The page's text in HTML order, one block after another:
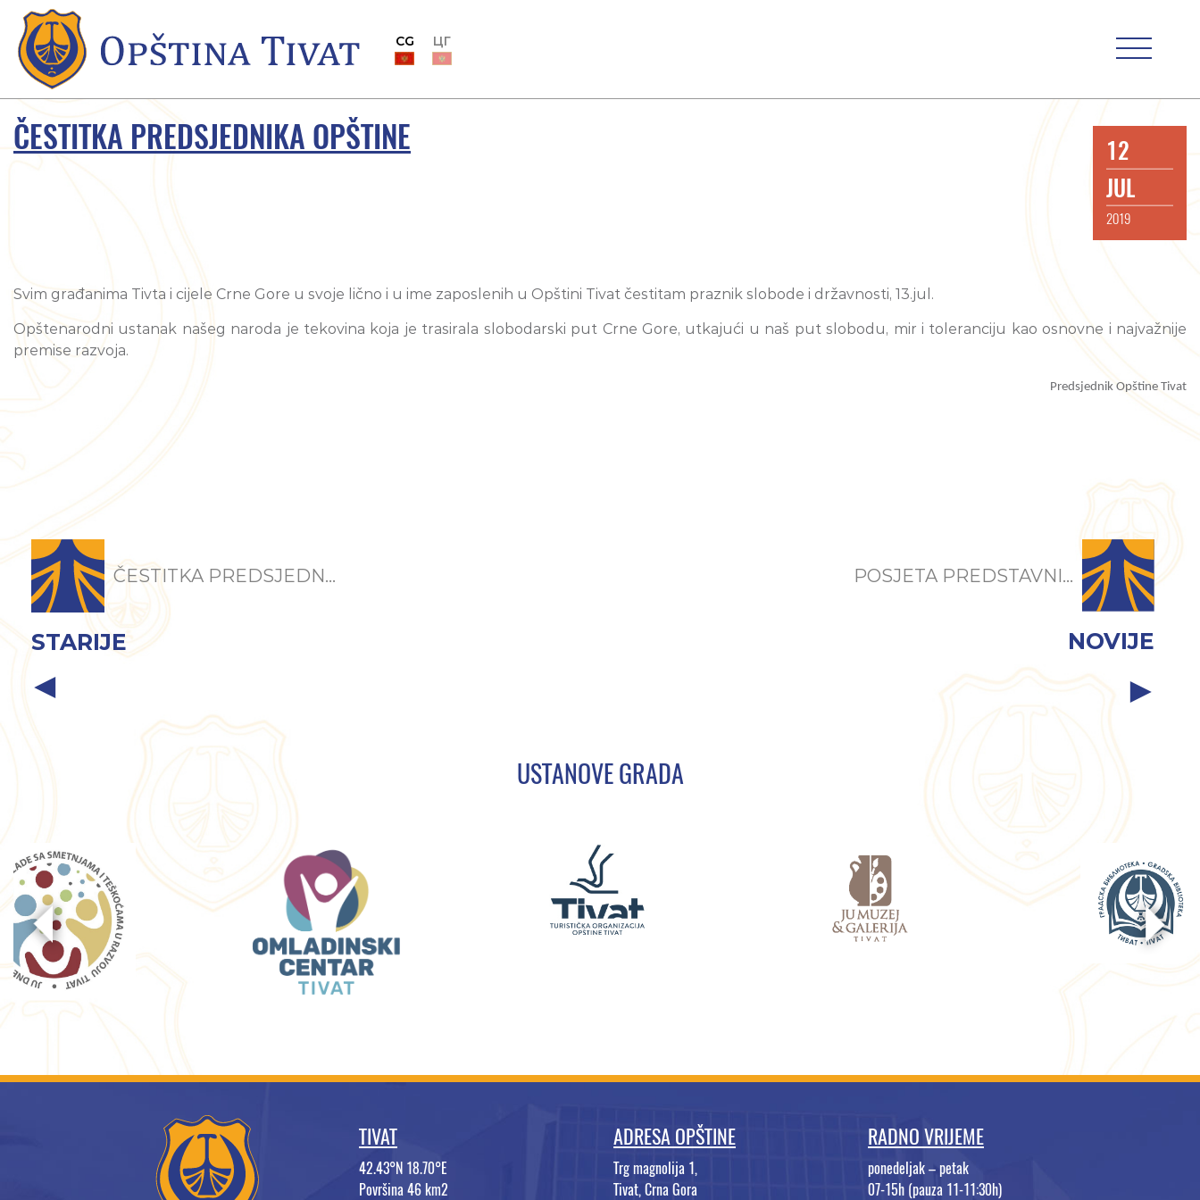
CG ЦГ
ČESTITKA PREDSJEDNIKA OPŠTINE
12
JUL
2019
Svim građanima Tivta i cijele Crne Gore u svoje lično i u ime zaposlenih u Opštini Tivat čestitam praznik slobode i državnosti, 13.jul.
Opštenarodni ustanak našeg naroda je tekovina koja je trasirala slobodarski put Crne Gore, utkajući u naš put slobodu, mir i toleranciju kao osnovne i najvažnije
premise razvoja.
Predsjednik Opštine Tivat
ČESTITKA PREDSJEDN...
STARIJE
POSJETA PREDSTAVNI...
NOVIJE
USTANOVE GRADA
TIVAT
42.43°N 18.70°E
Površina 46 km2
ADRESA OPŠTINE
Trg magnolija 1,
Tivat, Crna Gora
RADNO VRIJEME
ponedeljak – petak
07-15h (pauza 11-11:30h)